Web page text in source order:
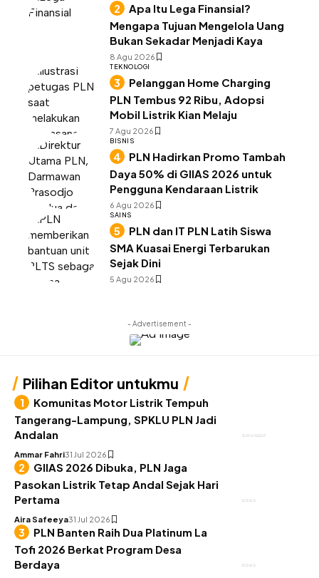
Apa Itu Lega Finansial?
Mengapa Tujuan Mengelola Uang
Bukan Sekadar Menjadi Kaya
8 Agu 2026
TEKNOLOGI
Pelanggan Home Charging
PLN Tembus 92 Ribu, Adopsi
Mobil Listrik Kian Melaju
7 Agu 2026
BISNIS
PLN Hadirkan Promo Tambah
Daya 50% di GIIAS 2026 untuk
Pengguna Kendaraan Listrik
6 Agu 2026
SAINS
PLN dan IT PLN Latih Siswa
SMA Kuasai Energi Terbarukan
Sejak Dini
5 Agu 2026
- Advertisement -
Pilihan Editor untukmu
GAYA HIDUP
Komunitas Motor Listrik Tempuh
Tangerang-Lampung, SPKLU PLN Jadi
Andalan
Ammar Fahri31 Jul 2026
BISNIS
GIIAS 2026 Dibuka, PLN Jaga
Pasokan Listrik Tetap Andal Sejak Hari
Pertama
Aira Safeeya31 Jul 2026
BISNIS
PLN Banten Raih Dua Platinum La
Tofi 2026 Berkat Program Desa
Berdaya